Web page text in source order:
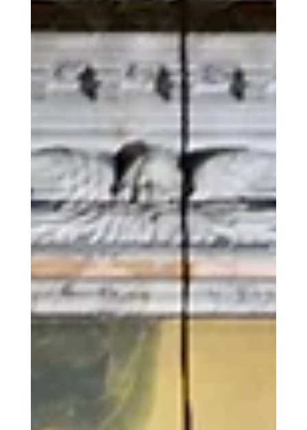
Hành hương Năm
Viếng thăm nhà thờ
chính toà của giáo
phận Roma
Là người Công giáo, hẳn bạn đã nghe đến Lễ
Cung hiến Đền thờ Thánh Gioan Laterano vào
ngày 9 tháng 11 hằng năm. Nhưng đền thờ này
nằm ở đâu, có điều gì đặc biệt mà Giáo hội Công
giáo lại dành riêng một ngày lễ trọng kính cho nó?
Đền thờ Thánh Gioan Laterano, mang tên đầy
đủ là Tổng lãnh Vương cung Thánh đường Nhà
thờ Chính tòa Chúa Cứu Thế Cực Thánh và
Thánh Gioan Tẩy Giả và Thánh sử Gioan tại
Laterano, là một công trình tôn giáo quan trọng
tọa lạc tại trung tâm Rome. Nằm các